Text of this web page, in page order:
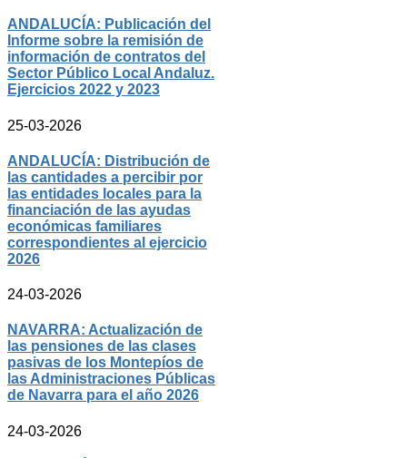
ANDALUCÍA: Publicación del
Informe sobre la remisión de
información de contratos del
Sector Público Local Andaluz.
Ejercicios 2022 y 2023
25-03-2026
ANDALUCÍA: Distribución de
las cantidades a percibir por
las entidades locales para la
financiación de las ayudas
económicas familiares
correspondientes al ejercicio
2026
24-03-2026
NAVARRA: Actualización de
las pensiones de las clases
pasivas de los Montepíos de
las Administraciones Públicas
de Navarra para el año 2026
24-03-2026